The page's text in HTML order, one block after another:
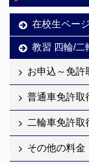
在校生ページ
教習 四輪/二
お申込～免許
普通車免許取
二輪車免許取
その他の料金